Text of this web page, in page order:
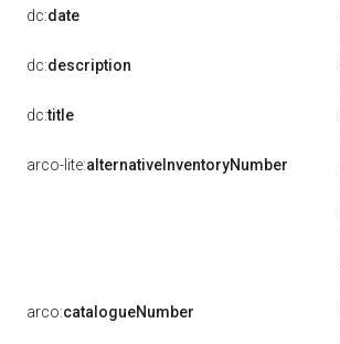
dc:date
dc:description
dc:title
arco-lite:alternativeInventoryNumber
arco:catalogueNumber